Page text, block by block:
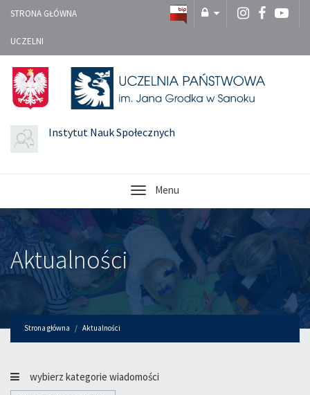
STRONA GŁÓWNA
UCZELNI
Instytut Nauk Społecznych
Menu
Aktualności
Strona główna Aktualności
wybierz kategorie wiadomości